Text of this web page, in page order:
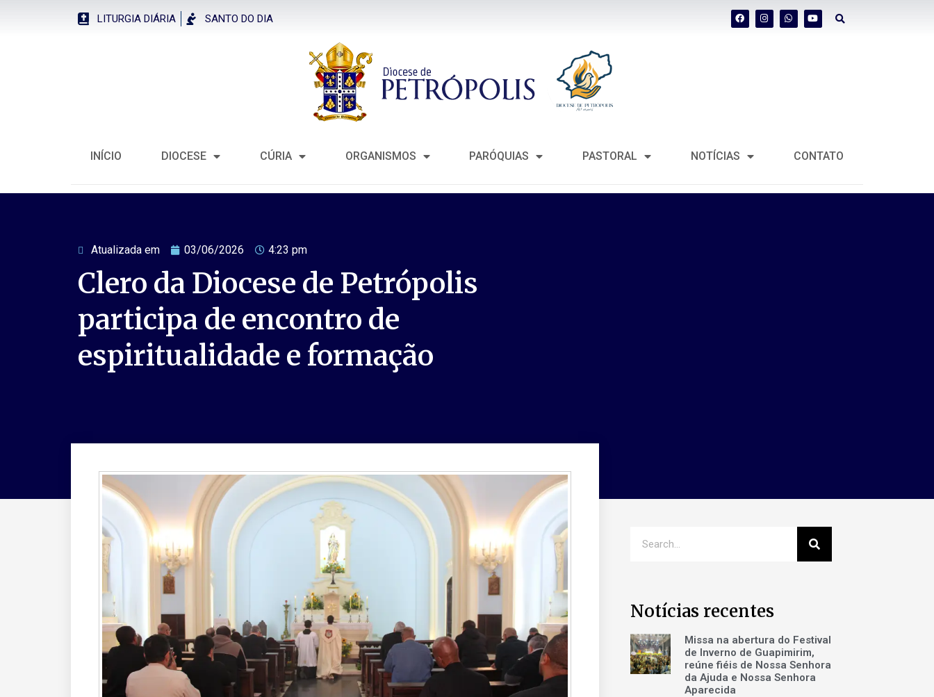
LITURGIA DIÁRIA SANTO DO DIA
INÍCIO DIOCESE CÚRIA ORGANISMOS PARÓQUIAS PASTORAL NOTÍCIAS CONTATO
Atualizada em 03/06/2026 4:23 pm
Clero da Diocese de Petrópolis
participa de encontro de
espiritualidade e formação
Notícias recentes
Missa na abertura do Festival
de Inverno de Guapimirim,
reúne fiéis de Nossa Senhora
da Ajuda e Nossa Senhora
Aparecida